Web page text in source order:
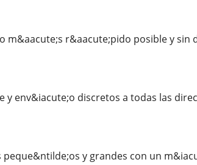
m&aacute;s r&aacute;pido posible y sin
env&iacute;o discretos a todas las
y grandes con un